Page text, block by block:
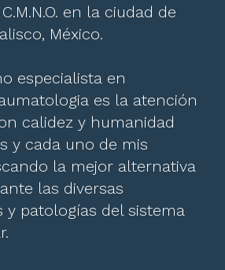
en la ciudad de
México.
especialista en
es la atención
calidez y humanidad
y cada uno de mis
la mejor alternativa
las diversas
y patologías del sistema